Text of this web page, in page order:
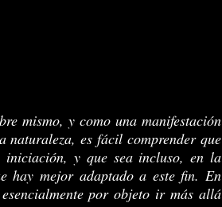
mismo, y como una manifestación
naturaleza, es fácil comprender que
y que sea incluso, en la
hay mejor adaptado a este fin. En
por objeto ir más allá